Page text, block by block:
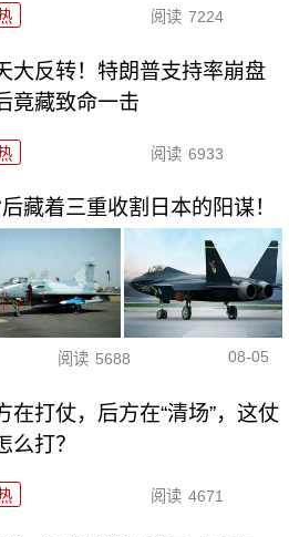
阅读 7224
大反转！特朗普支持率崩盘
竟藏致命一击
阅读 6933
藏着三重收割日本的阳谋！
阅读 5688 08-05
在打仗，后方在“清场”，这仗
么打？
阅读 4671